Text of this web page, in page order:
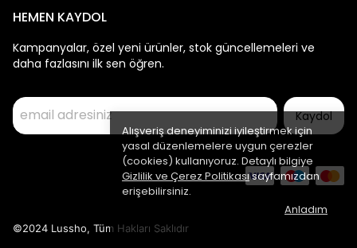
Alışveriş deneyiminizi iyileştirmek için
yasal düzenlemelere uygun çerezler
(cookies) kullanıyoruz. Detaylı bilgiye
Gizlilik ve Çerez Politikasısayfamızdan
erişebilirsiniz.
Anladım
HEMEN KAYDOL
Kampanyalar, özel yeni ürünler, stok güncellemeleri ve
daha fazlasını ilk sen öğren.
Kaydol
©2024 Lussho, Tüm Hakları Saklıdır